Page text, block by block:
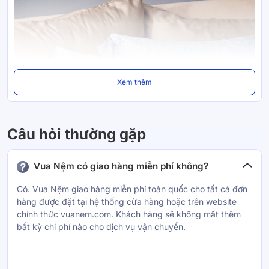
Chất liệu: 100% Tencel
Xem thêm
Câu hỏi thường gặp
Vua Nệm có giao hàng miễn phí không?
Có. Vua Nệm giao hàng miễn phí toàn quốc cho tất cả đơn
hàng được đặt tại hệ thống cửa hàng hoặc trên website
chính thức vuanem.com. Khách hàng sẽ không mất thêm
bất kỳ chi phí nào cho dịch vụ vận chuyển.